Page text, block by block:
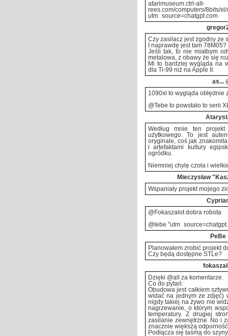
atarimuseum.ctrl-alt-
rees.com/computers/8bits/
utm_source=chatgpt.com
Czy zasilacz jest zgodny ze
I naprawdę jest tam 78M05?
Jeśli tak, to nie miałbym
metalowa, z obawy że się
Mi to bardziej wygląda na
dla Ti-99 niż na Apple II.
as...
1090xl to wygląda obłędnie
@Tebe to powstało to serii
Według mnie ten
użytkowego. To jest
oryginale, coś jak
i artefaktami kultury
ogródku.
Niemniej chylę czoła i
Mieczysław
Wspaniały projekt mojego
@Fokaszalot dobra robota
@tebe
PeBe
Planowałem zrobić projekt
Czy będą dostępne STLe?
Dzięki @all za komentarze.
Co do pytań:
Obudowa jest całkiem
widać na jednym ze zdjęć)
nigdy takiej na żywo nie
nagrzewanie, o którym
temperatury. Z drugiej
zasilanie zewnętrzne. No i
znacznie większą
Podłącza się taśmą do